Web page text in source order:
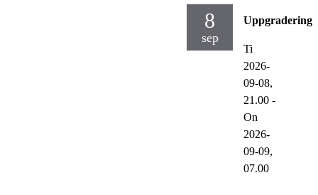
8
sep
Ti
2026-
09-08,
21.00 -
On
2026-
09-09,
07.00